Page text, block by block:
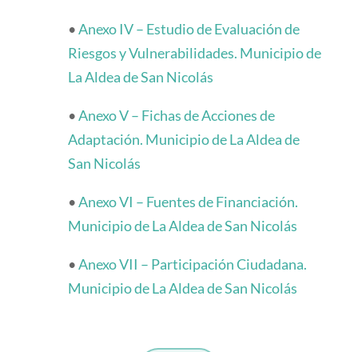
•Anexo IV – Estudio de Evaluación de
Riesgos y Vulnerabilidades. Municipio de
La Aldea de San Nicolás
•Anexo V – Fichas de Acciones de
Adaptación. Municipio de La Aldea de
San Nicolás
•Anexo VI – Fuentes de Financiación.
Municipio de La Aldea de San Nicolás
•Anexo VII – Participación Ciudadana.
Municipio de La Aldea de San Nicolás